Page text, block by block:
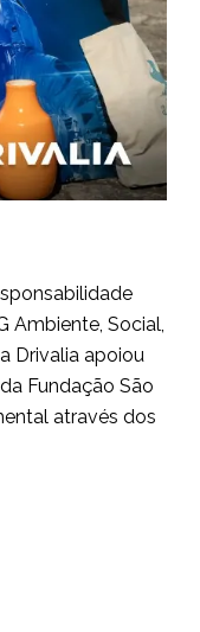
Ambiente, Social,
Drivalia apoiou
Fundação São
através dos